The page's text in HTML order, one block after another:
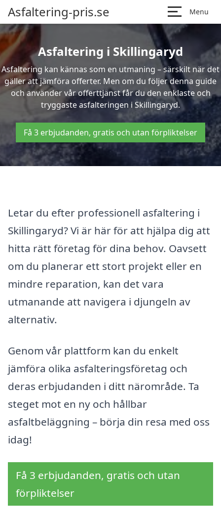
Asfaltering-pris.se Menu
Asfaltering i Skillingaryd
Asfaltering kan kännas som en utmaning – särskilt när det
gäller att jämföra offerter. Men om du följer denna guide
och använder vår offerttjänst får du den enklaste och
tryggaste asfalteringen i Skillingaryd.
Få 3 erbjudanden, gratis och utan förpliktelser
Letar du efter professionell asfaltering i
Skillingaryd? Vi är här för att hjälpa dig att
hitta rätt företag för dina behov. Oavsett
om du planerar ett stort projekt eller en
mindre reparation, kan det vara
utmanande att navigera i djungeln av
alternativ.
Genom vår plattform kan du enkelt
jämföra olika asfalteringsföretag och
deras erbjudanden i ditt närområde. Ta
steget mot en ny och hållbar
asfaltbeläggning – börja din resa med oss
idag!
Få 3 erbjudanden, gratis och utan
förpliktelser